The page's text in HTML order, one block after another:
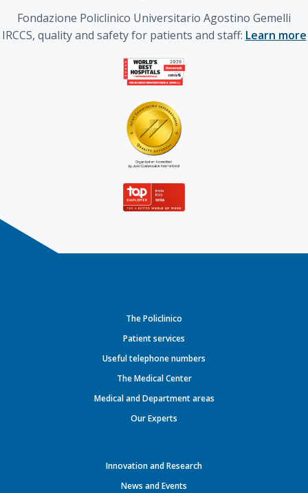
Fondazione Policlinico Universitario Agostino Gemelli
IRCCS, quality and safety for patients and staff: Learn more
The Policlinico
Patient services
Useful telephone numbers
The Medical Center
Medical and Department areas
Our Experts
Innovation and Research
News and Events